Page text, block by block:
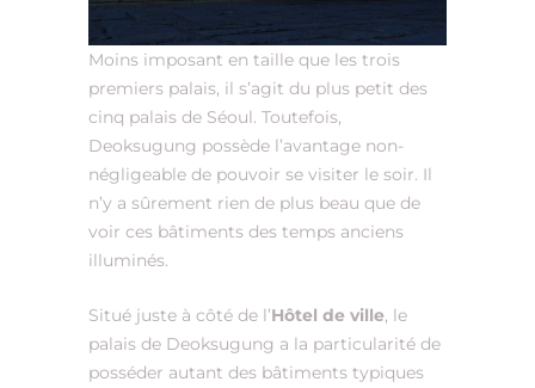
Moins imposant en taille que les trois
premiers palais, il s’agit du plus petit des
cinq palais de Séoul. Toutefois,
Deoksugung possède l’avantage non-
négligeable de pouvoir se visiter le soir. Il
n’y a sûrement rien de plus beau que de
voir ces bâtiments des temps anciens
illuminés.
Situé juste à côté de l’Hôtel de ville, le
palais de Deoksugung a la particularité de
posséder autant des bâtiments typiques